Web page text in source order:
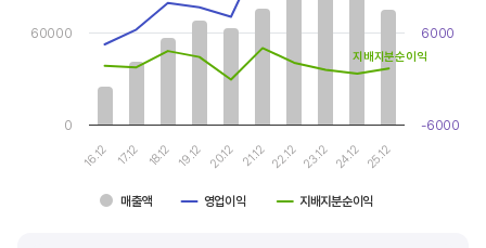
매출액 영업이익 지배지분순이익
16.12 17.12 18.12 19.12 20.12 21.12 22.12 23.12 24.12 25.12
0
60000
-6000
6000
지배지분순이익